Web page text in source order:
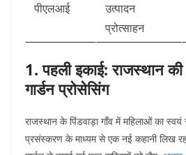
पीएलआई
उत्पादन
प्रोत्साहन
1. पहली इकाई: राजस्थान की
गार्डन प्रोसेसिंग
राजस्थान के पिंडवाड़ा गाँव में महिलाओं का स्वयं
प्रसंस्करण के माध्यम से एक नई कहानी लिख